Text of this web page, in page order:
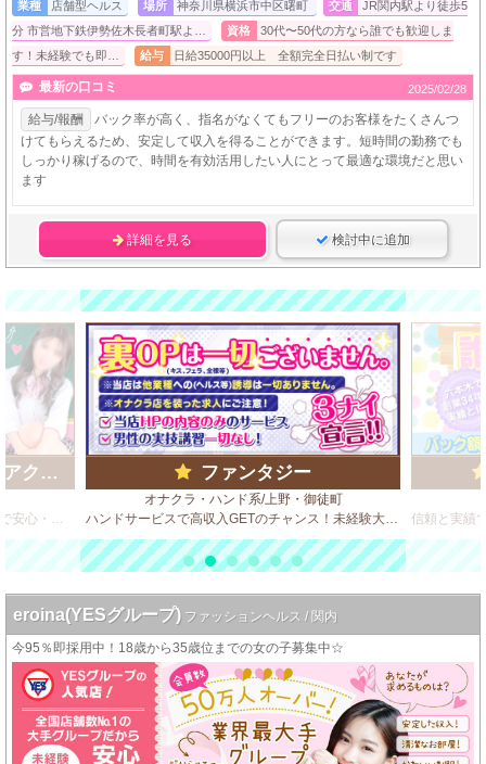
業種 店舗型ヘルス 場所 神奈川県横浜市中区曙町 交通
JR関内駅より徒歩5
分 市営地下鉄伊勢佐木長者町駅よ…
資格
30代〜50代の方なら誰でも歓迎しま
す！未経験でも即…
給与 日給35000円以上 全額完全日払い制です
最新の口コミ 2025/02/28
給与/報酬
バック率が高く、指名がなくてもフリーのお客様をたくさんつ
けてもらえるため、安定して収入を得ることができます。短時間の勤務でも
しっかり稼げるので、時間を有効活用したい人にとって最適な環境だと思い
ます
詳細を見る 検討中に追加
ープ)
ビデオBOX風 店舗型のソフトサービス店で安心・安全・高収入♪
ファンタジー
オナクラ・ハンド系/上野・御徒町
ハンドサービスで高収入GETのチャンス！未経験大歓迎です◎
eroina(YESグループ) ファッションヘルス / 関内
今95％即採用中！18歳から35歳位までの女の子募集中☆